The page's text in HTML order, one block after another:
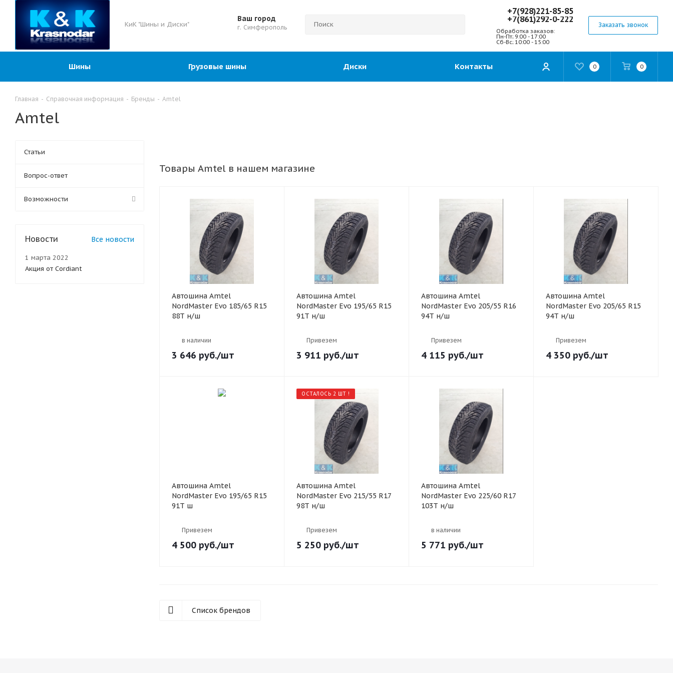
КиК "Шины и Диски"
Ваш город
г. Симферополь
+7(928)221-85-85
+7(861)292-0-222
Обработка заказов:
Пн-Пт; 9:00 - 17:00
Сб-Вс; 10:00 - 15:00
Заказать звонок
0 0
Шины Грузовые шины Диски Контакты
Главная - Справочная информация - Бренды - Amtel
Amtel
Товары Amtel в нашем магазине
Автошина Amtel
NordMaster Evo 185/65 R15
88T н/ш
в наличии
3 646 руб./шт
Автошина Amtel
NordMaster Evo 195/65 R15
91T н/ш
Привезем
3 911 руб./шт
Автошина Amtel
NordMaster Evo 205/55 R16
94T н/ш
Привезем
4 115 руб./шт
Автошина Amtel
NordMaster Evo 205/65 R15
94T н/ш
Привезем
4 350 руб./шт
Автошина Amtel
NordMaster Evo 195/65 R15
91T ш
Привезем
4 500 руб./шт
ОСТАЛОСЬ 2 ШТ !
Автошина Amtel
NordMaster Evo 215/55 R17
98T н/ш
Привезем
5 250 руб./шт
Автошина Amtel
NordMaster Evo 225/60 R17
103T н/ш
в наличии
5 771 руб./шт
Список брендов
Статьи
Вопрос-ответ
Возможности
Новости Все новости
1 марта 2022
Акция от Cordiant